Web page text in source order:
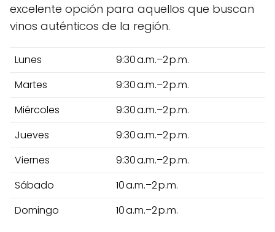
excelente opción para aquellos que buscan
vinos auténticos de la región.
Lunes
9:30 a.m.–2 p.m.
Martes
9:30 a.m.–2 p.m.
Miércoles
9:30 a.m.–2 p.m.
Jueves
9:30 a.m.–2 p.m.
Viernes
9:30 a.m.–2 p.m.
Sábado
10 a.m.–2 p.m.
Domingo
10 a.m.–2 p.m.